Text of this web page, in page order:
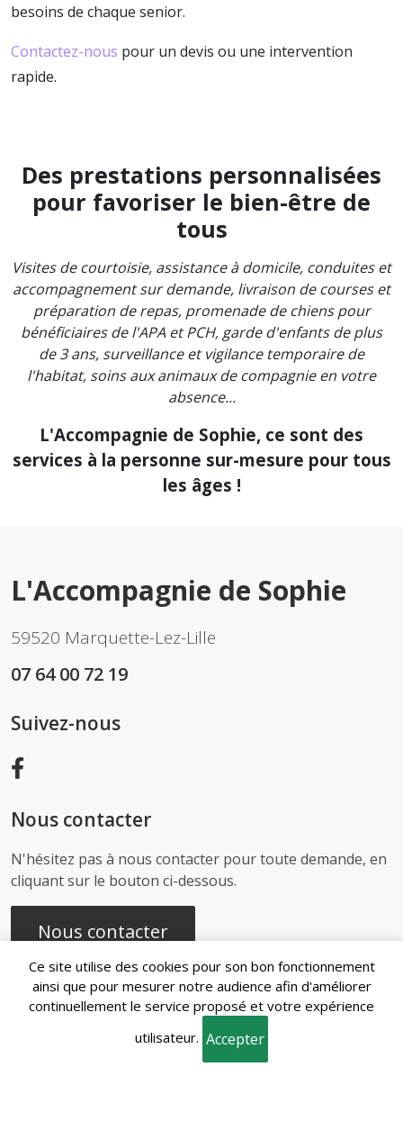
besoins de chaque senior.
Contactez-nous pour un devis ou une intervention
rapide.
Des prestations personnalisées
pour favoriser le bien-être de
tous
Visites de courtoisie, assistance à domicile, conduites et
accompagnement sur demande, livraison de courses et
préparation de repas, promenade de chiens pour
bénéficiaires de l'APA et PCH, garde d'enfants de plus
de 3 ans, surveillance et vigilance temporaire de
l'habitat, soins aux animaux de compagnie en votre
absence...
L'Accompagnie de Sophie, ce sont des
services à la personne sur-mesure pour tous
les âges !
L'Accompagnie de Sophie
59520 Marquette-Lez-Lille
07 64 00 72 19
Suivez-nous
Nous contacter
N'hésitez pas à nous contacter pour toute demande, en
cliquant sur le bouton ci-dessous.
Nous contacter
Recherches
fréquentes
Ce site utilise des cookies pour son bon fonctionnement
ainsi que pour mesurer notre audience afin d'améliorer
continuellement le service proposé et votre expérience
utilisateur. Accepter